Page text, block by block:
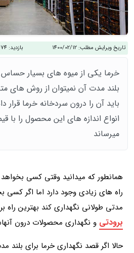
تاریخ ویرایش مطلب: 1400/02/12 بازدید:
خرما یکی از میوه های بسیار
بلند مدت آن نمیتوان از روش های
باید آن را درون سردخانه خرما
انواع اندازه های این محصول را
میرساند
همانطور که میدانید وقتی کسی
راه های زیادی وجود دارد اما اگر کسی
مدتی طولانی نگهداری کند بهترین راه
برودتی و نگهداری محصولات درون
حالا اگر قصد نگهداری خرما برای بلند